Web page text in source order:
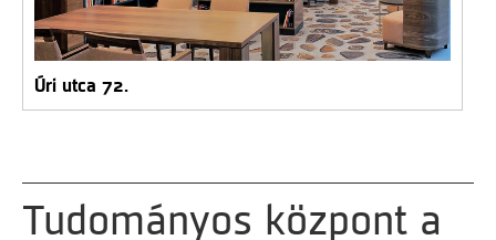
Úri utca 72.
Tudományos központ a